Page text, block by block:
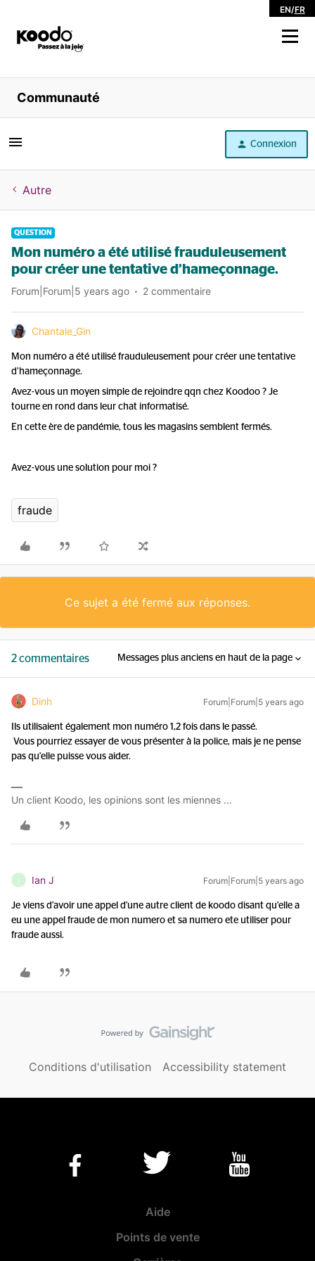
EN/FR
Magasiner
Libre service
Aide
Communauté
Connexion
Autre
QUESTION
Mon numéro a été utilisé frauduleusement
pour créer une tentative d’hameçonnage.
Forum|Forum|5 years ago 2 commentaire
Chantale_Gin
Mon numéro a été utilisé frauduleusement pour créer une tentative
d’hameçonnage.
Avez-vous un moyen simple de rejoindre qqn chez Koodoo ? Je
tourne en rond dans leur chat informatisé.
En cette ère de pandémie, tous les magasins semblent fermés.
Avez-vous une solution pour moi ?
fraude
Ce sujet a été fermé aux réponses.
2 commentaires Messages plus anciens en haut de la page
Dinh Forum|Forum|5 years ago
Ils utilisaient également mon numéro 1,2 fois dans le passé.
Vous pourriez essayer de vous présenter à la police, mais je ne pense
pas qu'elle puisse vous aider.
Un client Koodo, les opinions sont les miennes ...
Ian J Forum|Forum|5 years ago
Je viens d'avoir une appel d'une autre client de koodo disant qu'elle a
eu une appel fraude de mon numero et sa numero ete utiliser pour
fraude aussi.
Conditions d'utilisation Accessibility statement
Aide
Points de vente